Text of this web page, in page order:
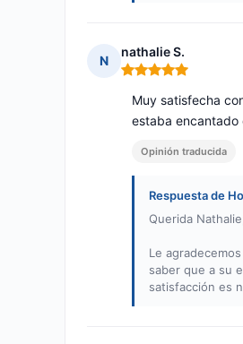
N
nathalie S.
Nota: 5 de 5
Muy satisfecha
estaba encantado
Opinión traducida
Respuesta de
Querida
Le
saber que a su
satisfacción es